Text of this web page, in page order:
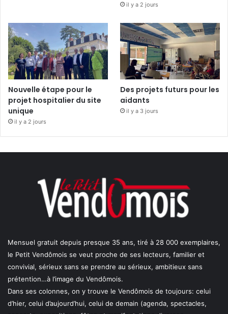
il y a 2 jours
Nouvelle étape pour le
projet hospitalier du site
unique
il y a 2 jours
Des projets futurs pour les
aidants
il y a 3 jours
Mensuel gratuit depuis presque 35 ans, tiré à 28 000 exemplaires,
le Petit Vendômois se veut proche de ses lecteurs, familier et
convivial, sérieux sans se prendre au sérieux, ambitieux sans
prétention…à l’image du Vendômois.
Dans ses colonnes, on y trouve le Vendômois de toujours: celui
d’hier, celui d’aujourd’hui, celui de demain (agenda, spectacles,